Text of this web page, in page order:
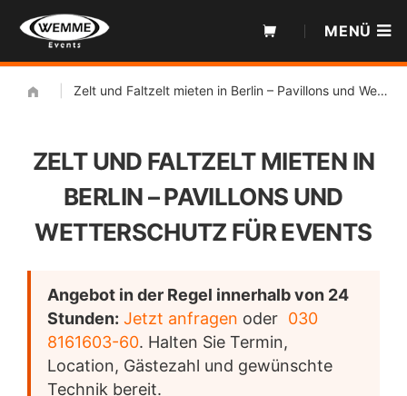
Inhalt
MENÜ
Zelt und Faltzelt mieten in Berlin – Pavillons und Wetterschutz für Events
ZELT UND FALTZELT MIETEN IN
BERLIN – PAVILLONS UND
WETTERSCHUTZ FÜR EVENTS
Angebot in der Regel innerhalb von 24
Stunden: Jetzt anfragen oder 030
8161603-60. Halten Sie Termin,
Location, Gästezahl und gewünschte
Technik bereit.